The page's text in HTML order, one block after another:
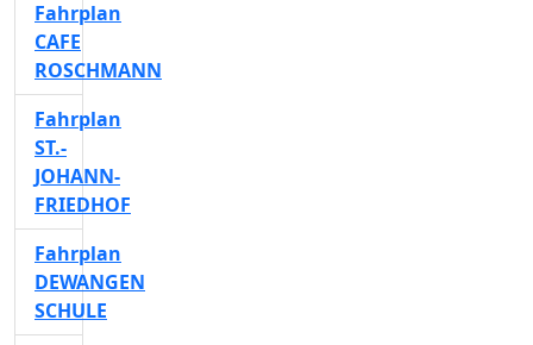
Fahrplan
CAFE
ROSCHMANN
Fahrplan
ST.-
JOHANN-
FRIEDHOF
Fahrplan
DEWANGEN
SCHULE